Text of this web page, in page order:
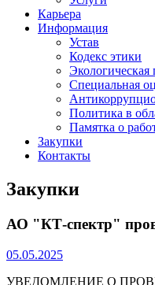
Карьера
Информация
Устав
Кодекс этики
Экологическая
Специальная
Политика в
Памятка о
Закупки
Контакты
Закупки
АО "КТ-спектр"
05.05.2025
УВЕДОМЛЕНИЕ О